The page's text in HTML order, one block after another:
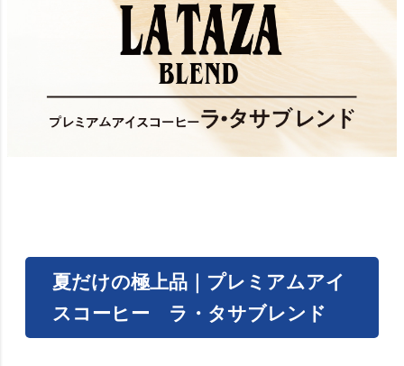
夏だけの極上品｜プレミアムアイ
スコーヒー ラ・タサブレンド